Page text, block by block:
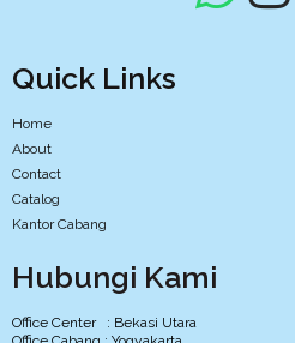
Quick Links
Home
About
Contact
Catalog
Kantor Cabang
Hubungi Kami
Office Center : Bekasi Utara